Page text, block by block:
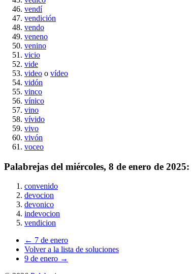
vendí
vendición
vendo
veneno
venino
vicio
vide
video o vídeo
vidón
vinco
vínico
vino
vívido
vivo
vivón
voceo
Palabrejas del miércoles, 8 de enero de 2025:
convenido
devocion
devonico
indevocion
vendicion
← 7 de enero
Volver a la lista de soluciones
9 de enero →